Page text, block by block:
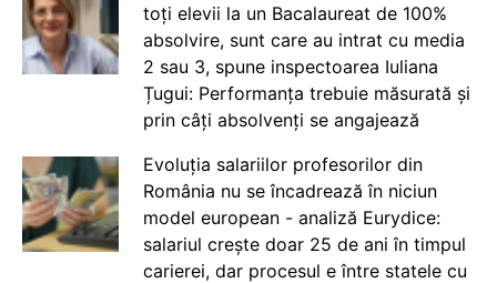
toți elevii la un Bacalaureat de 100%
absolvire, sunt care au intrat cu media
2 sau 3, spune inspectoarea Iuliana
Țugui: Performanța trebuie măsurată și
prin câți absolvenți se angajează
Evoluția salariilor profesorilor din
România nu se încadrează în niciun
model european - analiză Eurydice:
salariul crește doar 25 de ani în timpul
carierei, dar procesul e între statele cu